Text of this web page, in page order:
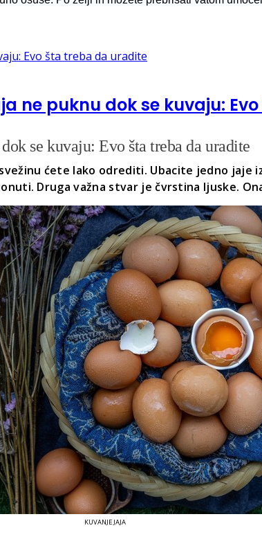
ne puknu dok se kuvaju:
se kuvaju: Evo šta treba da uradite
ćete lako odrediti. Ubacite jedno jaje
Druga važna stvar je čvrstina ljuske.
KUVANJE JAJA